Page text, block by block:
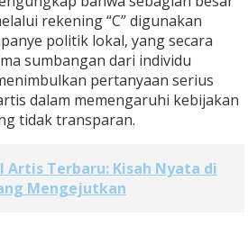
rekening “C” digunakan
politik lokal, yang secara
sumbangan dari individu
pertanyaan serius
dalam memengaruhi kebijakan
tidak transparan.
Artis Terbaru: Kisah Nyata di
Mengejutkan